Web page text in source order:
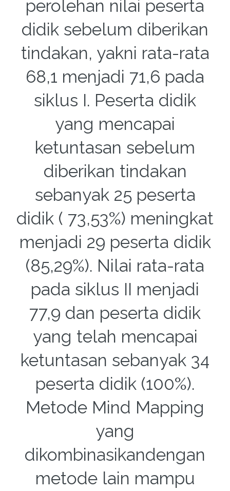
perolehan nilai peserta
didik sebelum diberikan
tindakan, yakni rata-rata
68,1 menjadi 71,6 pada
siklus I. Peserta didik
yang mencapai
ketuntasan sebelum
diberikan tindakan
sebanyak 25 peserta
didik ( 73,53%) meningkat
menjadi 29 peserta didik
(85,29%). Nilai rata-rata
pada siklus II menjadi
77,9 dan peserta didik
yang telah mencapai
ketuntasan sebanyak 34
peserta didik (100%).
Metode Mind Mapping
yang
dikombinasikandengan
metode lain mampu